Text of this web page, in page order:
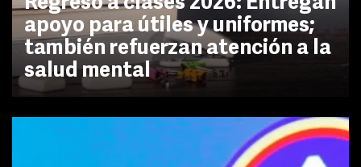
apoyo para útiles y uniformes;
también refuerzan atención a la
salud mental